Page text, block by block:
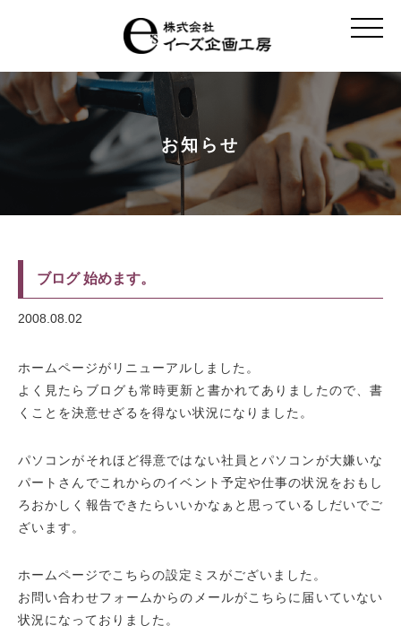
t
o
a
i
g
a
i
o
お知らせ
ブログ 始めます。
2008.08.02
ホームページがリニューアルしました。
よく見たらブログも常時更新と書かれてありましたので、 書
くことを決意せざるを得ない状況になりました。
パソコンがそれほど得意ではない社員とパソコンが大嫌いな
パートさんでこれからのイベント予定や仕事の状況をおもし
ろおかしく報告できたらいいかなぁ と思っているしだいでご
ざいます。
ホームページでこちらの設定ミスがございました。
お問い合わせフォームからのメールがこちらに届いていない
状況になっておりました。